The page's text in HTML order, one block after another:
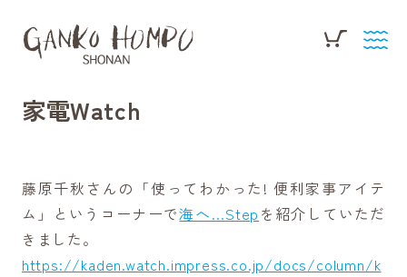
家電Watch
藤原千秋さんの「使ってわかった! 便利家事アイテ
ム」というコーナーで海へ…Step を紹介していただ
きました。
https://kaden.watch.impress.co.jp/docs/column/k